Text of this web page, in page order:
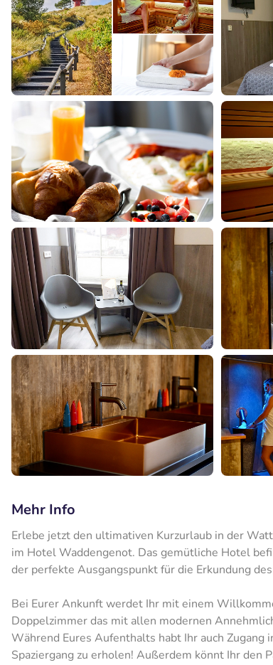
Mehr Info
Erlebe jetzt den ultimativen Kurzurlaub in der
im Hotel Waddengenot. Das gemütliche Hotel
der perfekte Ausgangspunkt für die Erkundung
Bei Eurer Ankunft werdet Ihr mit einem
Doppelzimmer das mit allen modernen
Während Eures Aufenthalts habt Ihr auch
Spaziergang zu erholen! Außerdem könnt Ihr den